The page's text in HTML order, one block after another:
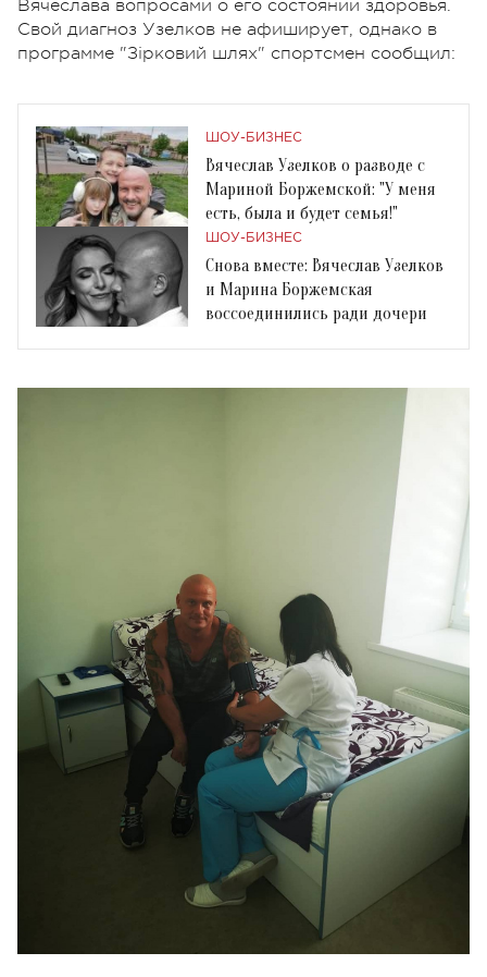
Вячеслава вопросами о его состоянии здоровья.
Свой диагноз Узелков не афиширует, однако в
программе "Зірковий шлях" спортсмен сообщил:
ШОУ-БИЗНЕС
Вячеслав Узелков о разводе с
Мариной Боржемской: "У меня
есть, была и будет семья!"
ШОУ-БИЗНЕС
Снова вместе: Вячеслав Узелков
и Марина Боржемская
воссоединились ради дочери